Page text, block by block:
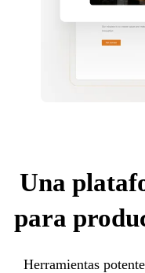
Una
para
Herramientas